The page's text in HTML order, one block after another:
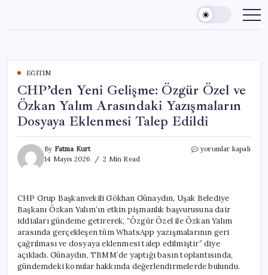
content
EĞITIM
CHP’den Yeni Gelişme: Özgür Özel ve
Özkan Yalım Arasındaki Yazışmaların
Dosyaya Eklenmesi Talep Edildi
By Fatma Kurt
14 Mayıs 2026
2 Min Read
CHP’den
ve
Özkan
Yalım
Arasındaki
Yazışmaların
Dosyaya
Eklenmesi
Talep
yorumlar kapalı
CHP Grup Başkanvekili Gökhan Günaydın, Uşak Belediye
Başkanı Özkan Yalım’ın etkin pişmanlık başvurusuna dair
iddiaları gündeme getirerek, “Özgür Özel ile Özkan Yalım
arasında gerçekleşen tüm WhatsApp yazışmalarının geri
çağrılması ve dosyaya eklenmesi talep edilmiştir” diye
açıkladı. Günaydın, TBMM’de yaptığı basın toplantısında,
gündemdeki konular hakkında değerlendirmelerde bulundu.